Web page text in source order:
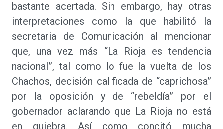
bastante acertada. Sin embargo, hay otras
interpretaciones como la que habilitó la
secretaria de Comunicación al mencionar
que, una vez más “La Rioja es tendencia
nacional”, tal como lo fue la vuelta de los
Chachos, decisión calificada de “caprichosa”
por la oposición y de “rebeldía” por el
gobernador aclarando que La Rioja no está
en quiebra. Así como concitó mucha